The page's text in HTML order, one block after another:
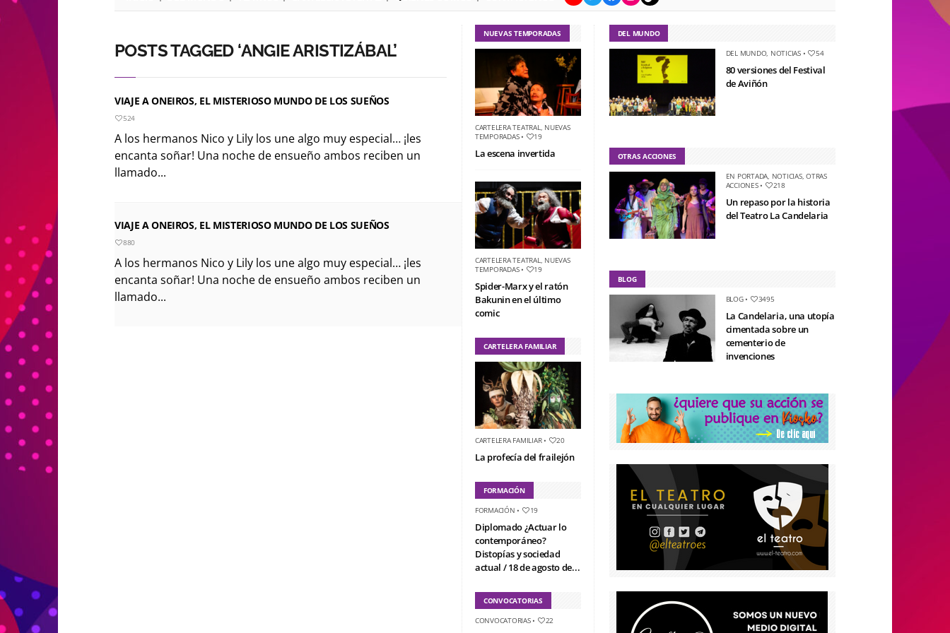
POSTS TAGGED ‘ANGIE ARISTIZÁBAL’
VIAJE A ONEIROS, EL MISTERIOSO MUNDO DE LOS SUEÑOS
524
A los hermanos Nico y Lily los une algo muy especial… ¡les
encanta soñar! Una noche de ensueño ambos reciben un
llamado...
VIAJE A ONEIROS, EL MISTERIOSO MUNDO DE LOS SUEÑOS
880
A los hermanos Nico y Lily los une algo muy especial… ¡les
encanta soñar! Una noche de ensueño ambos reciben un
llamado...
NUEVAS TEMPORADAS
CARTELERA TEATRAL, NUEVAS
TEMPORADAS• 19
La escena invertida
CARTELERA TEATRAL, NUEVAS
TEMPORADAS• 19
Spider-Marx y el ratón
Bakunin en el último
comic
CARTELERA FAMILIAR
CARTELERA FAMILIAR• 20
La profecía del frailejón
FORMACIÓN
FORMACIÓN • 19
Diplomado ¿Actuar lo
contemporáneo?
Distopías y sociedad
actual / 18 de agosto de...
CONVOCATORIAS
CONVOCATORIAS• 22
DEL MUNDO
DEL MUNDO, NOTICIAS• 54
80 versiones del Festival
de Aviñón
OTRAS ACCIONES
EN PORTADA, NOTICIAS,OTRAS
ACCIONES• 218
Un repaso por la historia
del Teatro La Candelaria
BLOG
BLOG• 3495
La Candelaria, una utopía
cimentada sobre un
cementerio de
invenciones